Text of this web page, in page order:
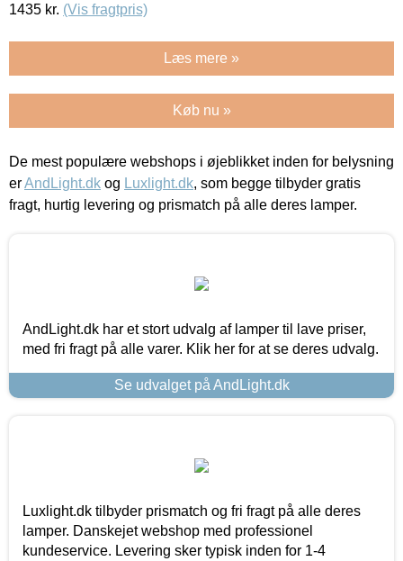
1435 kr. (Vis fragtpris)
Læs mere »
Køb nu »
De mest populære webshops i øjeblikket inden for belysning
erAndLight.dk og Luxlight.dk, som begge tilbyder gratis
fragt, hurtig levering og prismatch på alle deres lamper.
AndLight.dk har et stort udvalg af lamper til lave priser,
med fri fragt på alle varer. Klik her for at se deres udvalg.
Se udvalget på AndLight.dk
Luxlight.dk tilbyder prismatch og fri fragt på alle deres
lamper. Danskejet webshop med professionel
kundeservice. Levering sker typisk inden for 1-4